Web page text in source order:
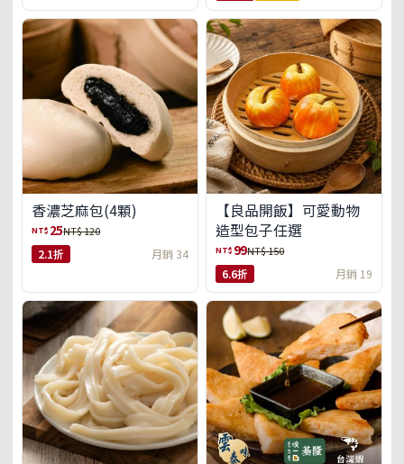
香濃芝麻包(4顆)
NT$ 25NT$ 120
2.1折 月銷 34
【良品開飯】可愛動物
造型包子任選
NT$ 99NT$ 150
6.6折 月銷 19